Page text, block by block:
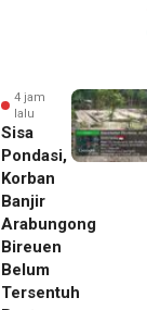
4 jam
lalu
Sisa
Pondasi,
Korban
Banjir
Arabungong
Bireuen
Belum
Tersentuh